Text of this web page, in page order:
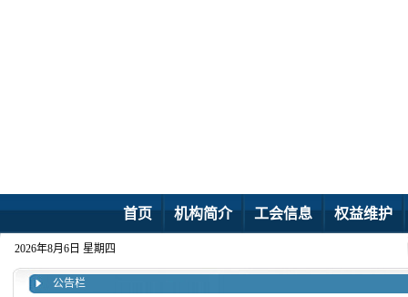
首页 机构简介 工会信息 权益维护
2026年8月6日 星期四
公告栏